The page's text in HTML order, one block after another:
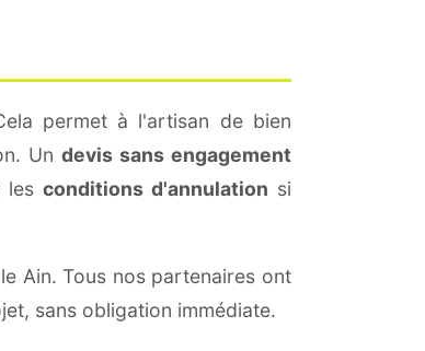
permet à l'artisan de bien
Un devis sans engagement
les conditions d'annulation si
Ain. Tous nos partenaires ont
sans obligation immédiate.